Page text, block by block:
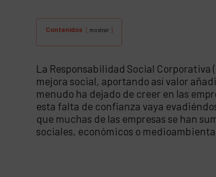
Contenidos mostrar
La Responsabilidad Social
mejora social, aportando así valor
menudo ha dejado de creer en las
esta falta de confianza vaya
que muchas de las empresas se han
sociales, económicos o